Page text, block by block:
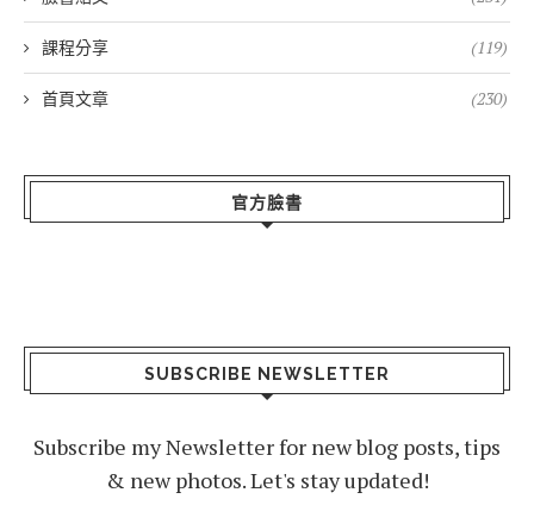
課程分享 (119)
首頁文章 (230)
官方臉書
SUBSCRIBE NEWSLETTER
Subscribe my Newsletter for new blog posts, tips
& new photos. Let's stay updated!